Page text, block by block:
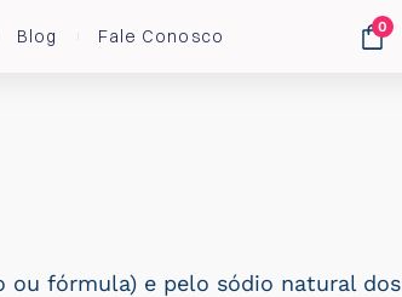
Blog Fale Conosco 0
ou fórmula) e pelo sódio natural dos